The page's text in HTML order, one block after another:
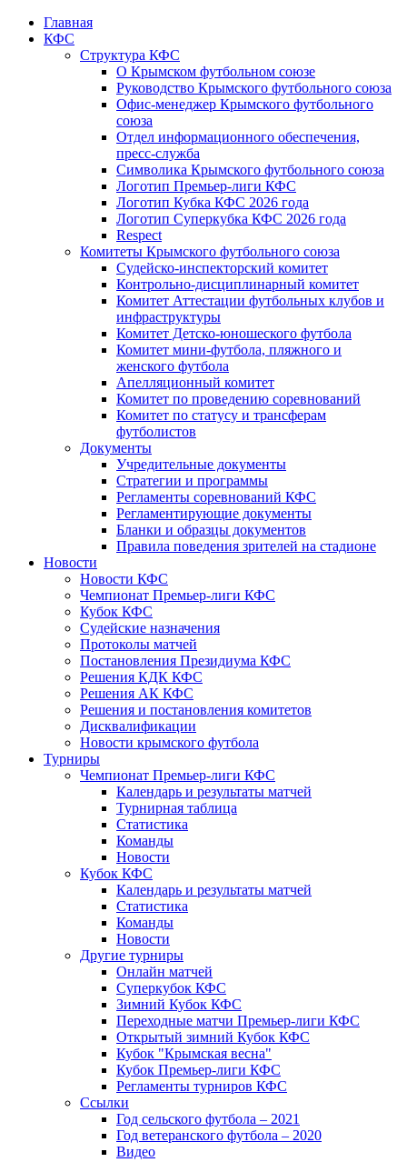
Главная
КФС
Структура КФС
О Крымском футбольном союзе
Руководство Крымского футбольного союза
Офис-менеджер Крымского футбольного
союза
Отдел информационного обеспечения,
пресс-служба
Символика Крымского футбольного союза
Логотип Премьер-лиги КФС
Логотип Кубка КФС 2026 года
Логотип Суперкубка КФС 2026 года
Respect
Комитеты Крымского футбольного союза
Судейско-инспекторский комитет
Контрольно-дисциплинарный комитет
Комитет Аттестации футбольных клубов и
инфраструктуры
Комитет Детско-юношеского футбола
Комитет мини-футбола, пляжного и
женского футбола
Апелляционный комитет
Комитет по проведению соревнований
Комитет по статусу и трансферам
футболистов
Документы
Учредительные документы
Стратегии и программы
Регламенты соревнований КФС
Регламентирующие документы
Бланки и образцы документов
Правила поведения зрителей на стадионе
Новости
Новости КФС
Чемпионат Премьер-лиги КФС
Кубок КФС
Судейские назначения
Протоколы матчей
Постановления Президиума КФС
Решения КДК КФС
Решения АК КФС
Решения и постановления комитетов
Дисквалификации
Новости крымского футбола
Турниры
Чемпионат Премьер-лиги КФС
Календарь и результаты матчей
Турнирная таблица
Статистика
Команды
Новости
Кубок КФС
Календарь и результаты матчей
Статистика
Команды
Новости
Другие турниры
Онлайн матчей
Суперкубок КФС
Зимний Кубок КФС
Переходные матчи Премьер-лиги КФС
Открытый зимний Кубок КФС
Кубок "Крымская весна"
Кубок Премьер-лиги КФС
Регламенты турниров КФС
Ссылки
Год сельского футбола – 2021
Год ветеранского футбола – 2020
Видео